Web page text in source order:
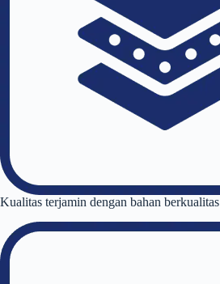
Kualitas terjamin dengan bahan berkualitas